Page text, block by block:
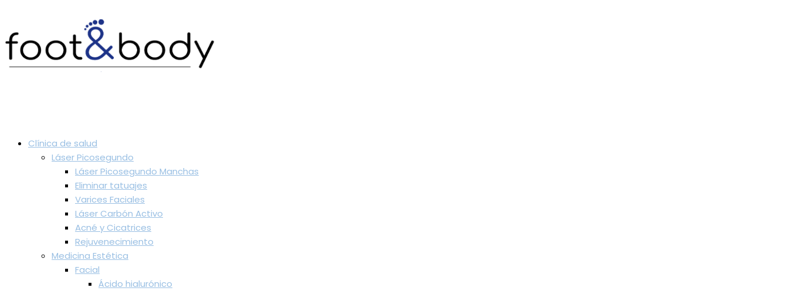
Clínica de salud
Láser Picosegundo
Láser Picosegundo Manchas
Eliminar tatuajes
Varices Faciales
Láser Carbón Activo
Acné y Cicatrices
Rejuvenecimiento
Medicina Estética
Facial
Ácido hialurónico